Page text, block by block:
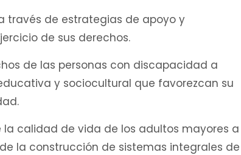
través de estrategias de apoyo y
de sus derechos.
de las personas con discapacidad a
y sociocultural que favorezcan su
calidad de vida de los adultos mayores a
la construcción de sistemas integrales de